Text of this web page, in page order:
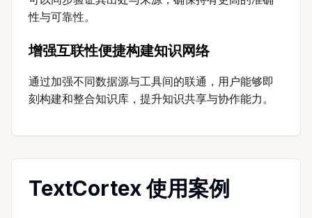
性与可靠性。
增强互联性便捷构建知识网络
通过加强不同数据源与工具间的联通，用户能够即
刻构建和整合知识库，提升知识共享与协作能力。
TextCortex 使用案例